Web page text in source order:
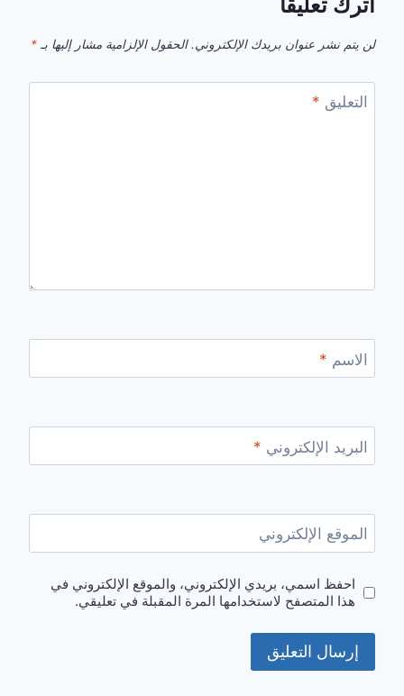
لن يتم نشر عنوان بريدك الإلكتروني. الحقول الإلزامية مشار إليها بـ *
التعليق *
الاسم *
البريد الإلكتروني *
الموقع الإلكتروني
احفظ اسمي، بريدي الإلكتروني، والموقع الإلكتروني في
هذا المتصفح لاستخدامها المرة المقبلة في تعليقي.